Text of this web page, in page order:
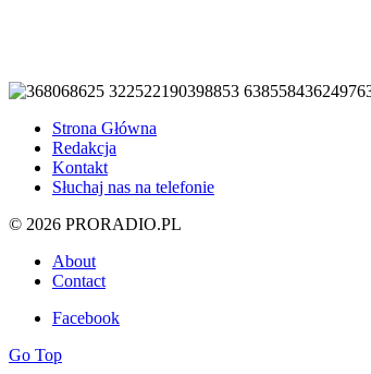
Strona Główna
Redakcja
Kontakt
Słuchaj nas na telefonie
© 2026 PRORADIO.PL
About
Contact
Facebook
Go Top